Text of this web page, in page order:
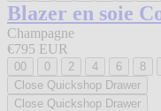
Blazer en soie
Champagne
€795 EUR
00 0 2 4 6 8
Close Quickshop Drawer
Close Quickshop Drawer